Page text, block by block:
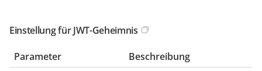
Einstellung für JWT-Geheimnis
Parameter Beschreibung